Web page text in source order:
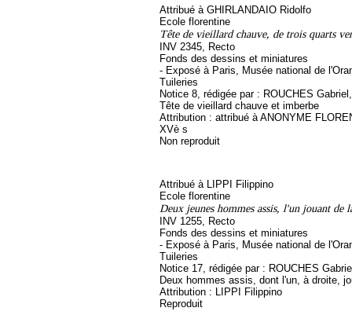
Attribué à GHIRLANDAIO Ridolfo
Ecole florentine
Tête de vieillard chauve, de trois quarts
INV 2345, Recto
Fonds des dessins et miniatures
- Exposé à Paris, Musée national de
Tuileries
Notice 8, rédigée par : ROUCHES
Tête de vieillard chauve et imberbe
Attribution : attribué à ANONYME
XVè s
Non reproduit
Attribué à LIPPI Filippino
Ecole florentine
Deux jeunes hommes assis, l'un jouant de
INV 1255, Recto
Fonds des dessins et miniatures
- Exposé à Paris, Musée national de
Tuileries
Notice 17, rédigée par : ROUCHES
Deux hommes assis, dont l'un, à droite,
Attribution : LIPPI Filippino
Reproduit